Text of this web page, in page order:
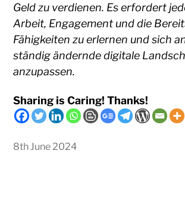
Geld zu verdienen. Es erfordert
Arbeit, Engagement und die
Fähigkeiten zu erlernen und sich
ständig ändernde digitale
anzupassen.
Sharing is Caring! Thanks!
8th June 2024